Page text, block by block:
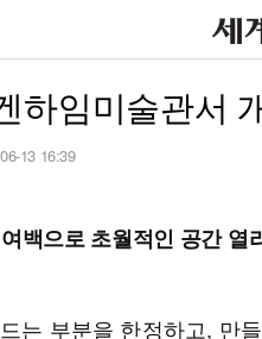
하임미술관서
13 16:39
백으로 초월적인 공간 열
는 부분을 한정하고, 만